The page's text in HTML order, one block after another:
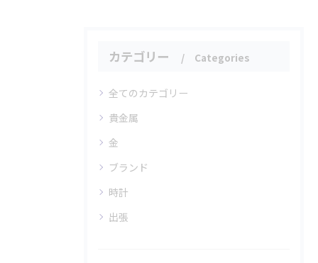
カテゴリー Categories
全てのカテゴリー
貴金属
金
ブランド
時計
出張